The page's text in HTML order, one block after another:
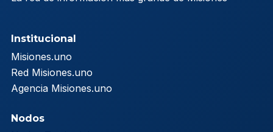
Institucional
Misiones.uno
Red Misiones.uno
Agencia Misiones.uno
Nodos